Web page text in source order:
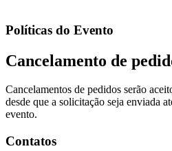
Políticas do Evento
Cancelamento de
Cancelamentos de pedidos serão
desde que a solicitação seja enviada
evento.
Contatos